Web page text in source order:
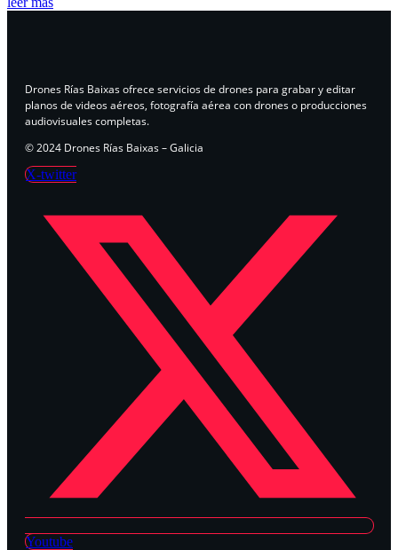
Drones Rías Baixas ofrece servicios de drones para grabar y editar
planos de videos aéreos, fotografía aérea con drones o producciones
audiovisuales completas.
© 2024 Drones Rías Baixas – Galicia
X-twitter
Youtube